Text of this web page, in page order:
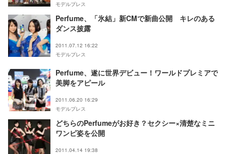
モデルプレス
Perfume、「氷結」新CMで新曲公開 キレのある
ダンス披露
2011.07.12 16:22
モデルプレス
Perfume、遂に世界デビュー！ワールドプレミアで
美脚をアピール
2011.06.20 16:29
モデルプレス
どちらのPerfumeがお好き？セクシー×清楚なミニ
ワンピ姿を公開
2011.04.14 19:38